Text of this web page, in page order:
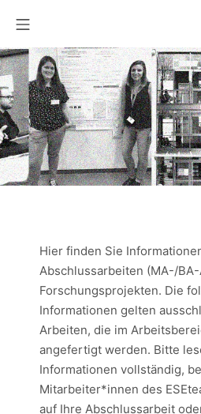
Inhalt
springen
Mobile Menü
Hier finden Sie
Abschlussarbeiten (MA-/
Forschungsprojekten. Die
Informationen gelten
Arbeiten, die im
angefertigt werden. Bitte
Informationen vollständig,
Mitarbeiter*innen des
auf Ihre Abschlussarbeit